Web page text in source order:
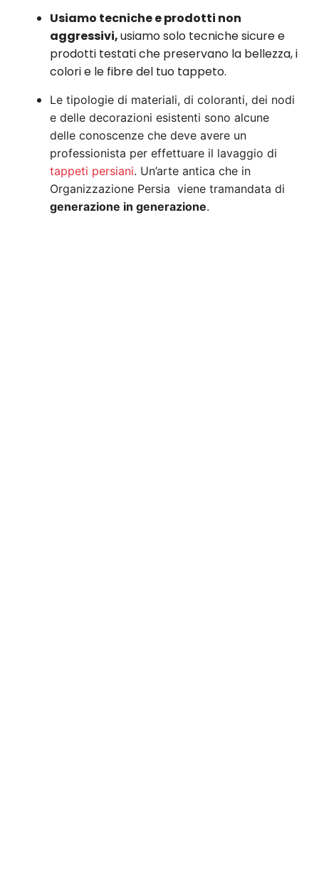
Usiamo tecniche e prodotti non
aggressivi,usiamo solo tecniche sicure e
prodotti testati che preservano la bellezza, i
colori e le fibre del tuo tappeto.
Le tipologie di materiali, di coloranti, dei nodi
e delle decorazioni esistenti sono alcune
delle conoscenze che deve avere un
professionista per effettuare il lavaggio di
tappeti persiani. Un’arte antica che in
Organizzazione Persia viene tramandata di
generazione in generazione.